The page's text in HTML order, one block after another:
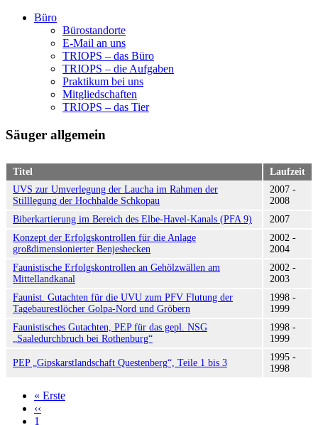
Büro
Bürostandorte
E-Mail an uns
TRIOPS – das Büro
TRIOPS – die Aufgaben
Praktikum bei uns
Mitgliedschaften
TRIOPS – das Tier
Säuger allgemein
Titel
Laufzeit
UVS zur Umverlegung der Laucha im Rahmen der
Stilllegung der Hochhalde Schkopau
2007 -
2008
Biberkartierung im Bereich des Elbe-Havel-Kanals (PFA 9)
2007
Konzept der Erfolgskontrollen für die Anlage
großdimensionierter Benjeshecken
2002 -
2004
Faunistische Erfolgskontrollen an Gehölzwällen am
Mittellandkanal
2002 -
2003
Faunist. Gutachten für die UVU zum PFV Flutung der
Tagebaurestlöcher Golpa-Nord und Gröbern
1998 -
1999
Faunistisches Gutachten, PEP für das gepl. NSG
„Saaledurchbruch bei Rothenburg“
1998 -
1999
PEP „Gipskarstlandschaft Questenberg“, Teile 1 bis 3
1995 -
1998
Seitennummerierung
« Erste
‹‹
1